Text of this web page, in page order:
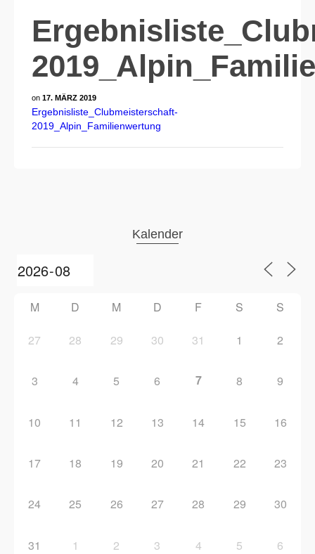
on 17. MÄRZ 2019
Ergebnisliste_Clubmeisterschaft-
2019_Alpin_Familienwertung
Kalender
M D M D F S S
27 28 29 30 31 1 2
3 4 5 6 7 8 9
10 11 12 13 14 15 16
17 18 19 20 21 22 23
24 25 26 27 28 29 30
31 1 2 3 4 5 6